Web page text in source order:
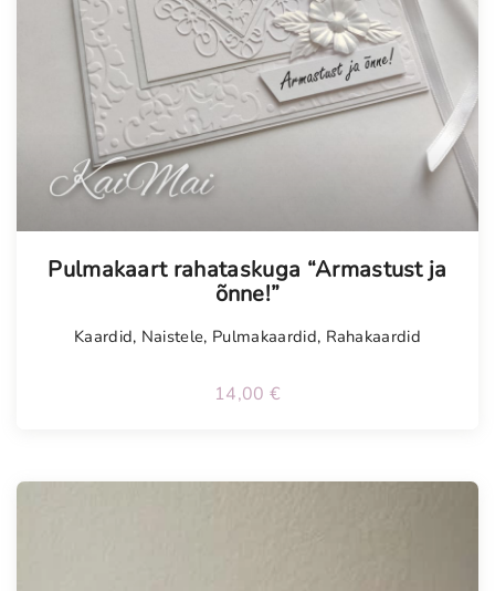
Pulmakaart rahataskuga “Armastust ja
õnne!”
Kaardid, Naistele, Pulmakaardid, Rahakaardid
14,00 €